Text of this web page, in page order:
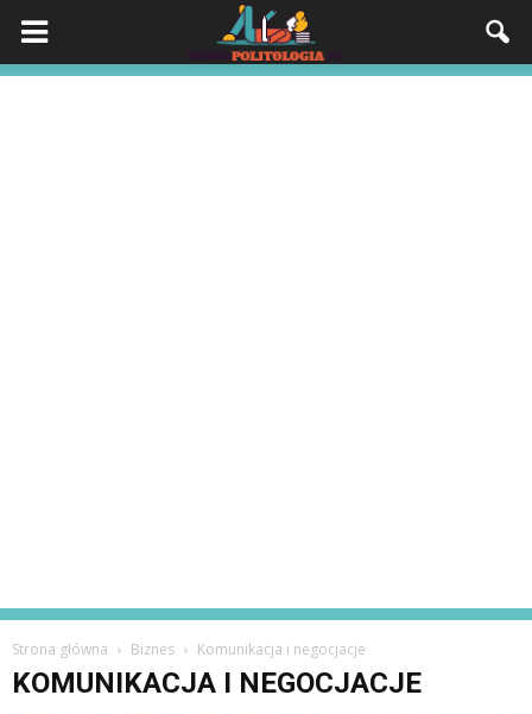
Strona główna Biznes Komunikacja i negocjacje
KOMUNIKACJA I NEGOCJACJE